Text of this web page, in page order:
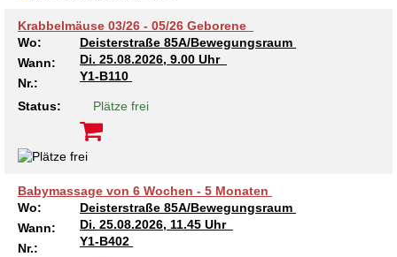
Krabbelmäuse 03/26 - 05/26 Geborene
Wo:
Deisterstraße 85A/Bewegungsraum
Wann:
Di. 25.08.2026, 9.00 Uhr
Nr.:
Y1-B110
Status: Plätze frei
Babymassage von 6 Wochen - 5 Monaten
Wo:
Deisterstraße 85A/Bewegungsraum
Wann:
Di. 25.08.2026, 11.45 Uhr
Nr.:
Y1-B402